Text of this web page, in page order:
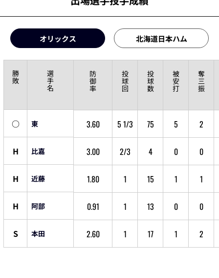
オリックス 北海道日本ハム
勝
敗
選
手
名
防
御
率
投
球
回
投
球
数
被
安
打
奪
三
振
○ 東 3.60 5 1/3 75 5 2
H 比嘉 3.00 2/3 4 0 0
H 近藤 1.80 1 15 1 1
H 阿部 0.91 1 13 0 0
S 本田 2.60 1 17 1 2